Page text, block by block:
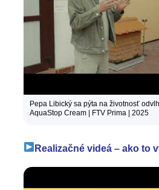
Pepa Libický sa pýta na životnosť
AquaStop Cream | FTV Prima | 2025
Realizačné videá – ako to